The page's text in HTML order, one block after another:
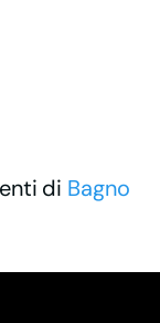
di Bagno